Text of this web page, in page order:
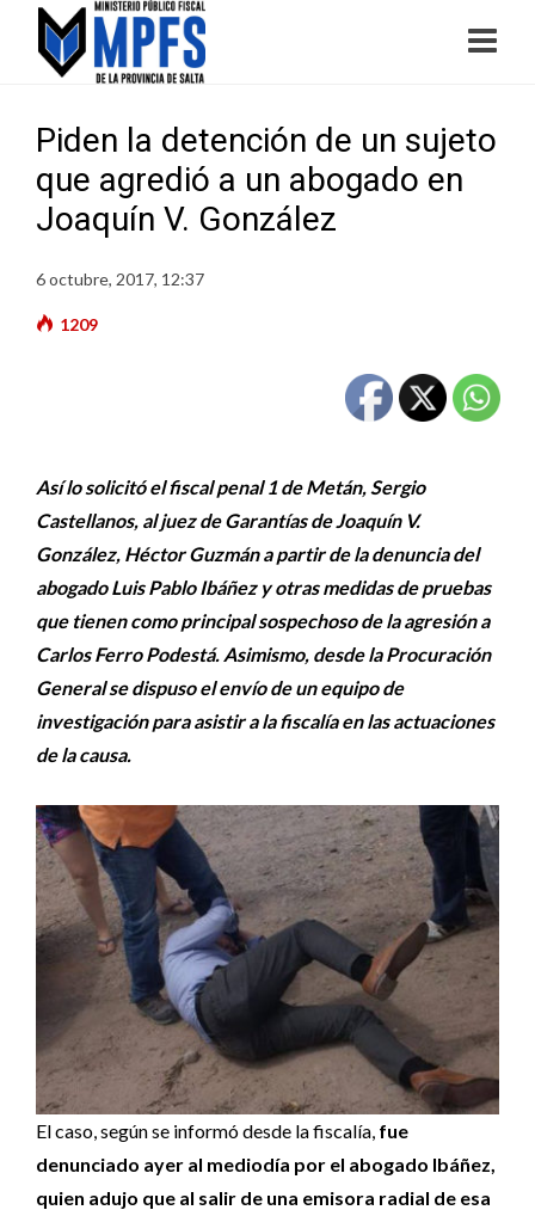
Piden la detención de un sujeto
que agredió a un abogado en
Joaquín V. González
6 octubre, 2017, 12:37
1209
Así lo solicitó el fiscal penal 1 de Metán, Sergio
Castellanos, al juez de Garantías de Joaquín V.
González, Héctor Guzmán a partir de la denuncia del
abogado Luis Pablo Ibáñez y otras medidas de pruebas
que tienen como principal sospechoso de la agresión a
Carlos Ferro Podestá. Asimismo, desde la Procuración
General se dispuso el envío de un equipo de
investigación para asistir a la fiscalía en las actuaciones
de la causa.
El caso, según se informó desde la fiscalía, fue
denunciado ayer al mediodía por el abogado Ibáñez,
quien adujo que al salir de una emisora radial de esa